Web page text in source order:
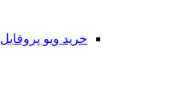
خرید ویو پروفایل